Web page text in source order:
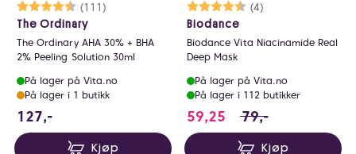
Karakter:
(111)
4.6 av 5 mulige
The Ordinary
The Ordinary AHA 30% + BHA
2% Peeling Solution 30ml
På lager på Vita.no
På lager i 1 butikk
127,-
Kjøp
Karakter:
(4)
4.5 av 5 mulige
Biodance
Biodance Vita Niacinamide Real
Deep Mask
På lager på Vita.no
På lager i 112 butikker
59,25 59.25 i stedet for
79,-
Kjøp